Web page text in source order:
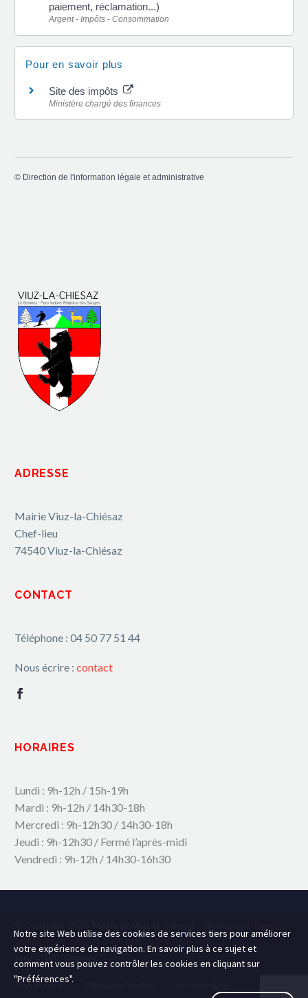
paiement, réclamation...)
Argent - Impôts - Consommation
Pour en savoir plus
Site des impôts
Ministère chargé des finances
© Direction de l'information légale et administrative
ADRESSE
Mairie Viuz-la-Chiésaz
Chef-lieu
74540 Viuz-la-Chiésaz
CONTACT
Téléphone : 04 50 77 51 44
Nous écrire : contact
HORAIRES
Lundi : 9h-12h / 15h-19h
Mardi : 9h-12h / 14h30-18h
Mercredi : 9h-12h30 / 14h30-18h
Jeudi : 9h-12h30 / Fermé l’après-midi
Vendredi : 9h-12h / 14h30-16h30
109.C
Hot-Chili_Pepper
Plan du site
Notre site Web utilise des cookies de services tiers pour améliorer
votre expérience de navigation. En savoir plus à ce sujet et
comment vous pouvez contrôler les cookies en cliquant sur
"Préférences".